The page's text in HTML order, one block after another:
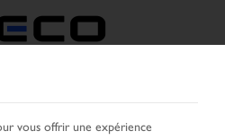
vous offrir une expérience